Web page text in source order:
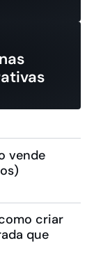
vende
criar
que